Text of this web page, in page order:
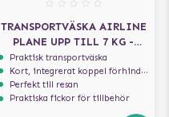
TRANSPORTVÄSKA AIRLINE
PLANE UPP TILL 7 KG -
SVART
Praktisk transportväska
Kort, integrerat koppel förhindrar att hunden hoppar ur
Perfekt till resan
Praktiska fickor för tillbehör